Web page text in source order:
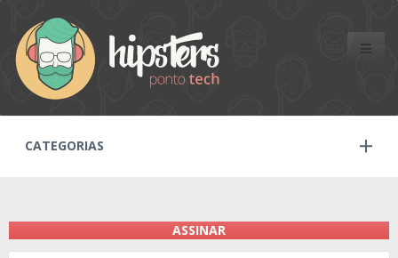
Toggle
CATEGORIAS
ASSINAR